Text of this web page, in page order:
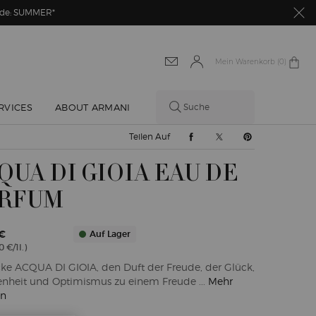
SUMMER*
Mein Warenkorb 0
0 produkt
ABOUT ARMANI Suche
Teilen Auf Teilen Auf Facebook
Teilen Auf Twitter
Teilen Auf
DI GIOIA EAU DE
€/1l.)
Auf Lager
ACQUA DI GIOIA, den Duft der Freude, der Glück,
und Optimismus zu einem Freude ... Mehr